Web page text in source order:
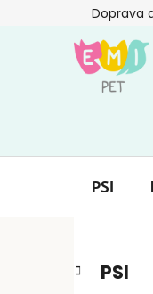
Doprava
PSI
PPřeskočit
kategorie
K
a
PSI